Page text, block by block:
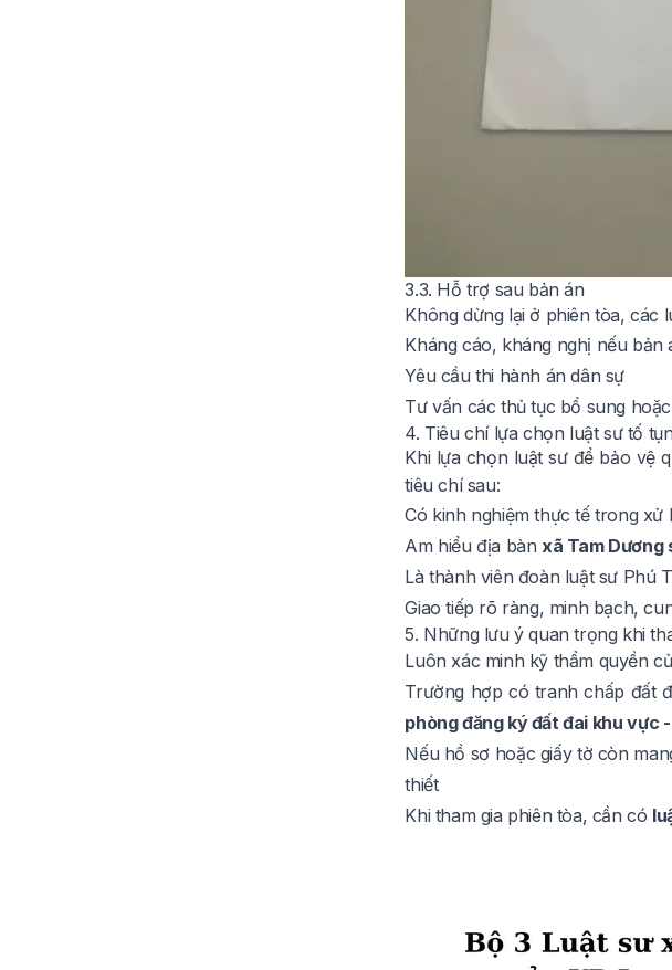
3.3. Hỗ trợ sau bản án
Không dừng lại ở phiên tòa, các
Kháng cáo, kháng nghị nếu
Yêu cầu thi hành án dân sự
Tư vấn các thủ tục bổ sung
4. Tiêu chí lựa chọn luật sư tố
Khi lựa chọn luật sư để bảo vệ
tiêu chí sau:
Có kinh nghiệm thực tế trong
Am hiểu địa bàn xã Tam Dương
Là thành viên đoàn luật sư Phú
Giao tiếp rõ ràng, minh bạch,
5. Những lưu ý quan trọng khi
Luôn xác minh kỹ thẩm quyền
Trường hợp có tranh chấp đất
phòng đăng ký đất đai khu vực
Nếu hồ sơ hoặc giấy tờ còn
thiết
Khi tham gia phiên tòa, cần có